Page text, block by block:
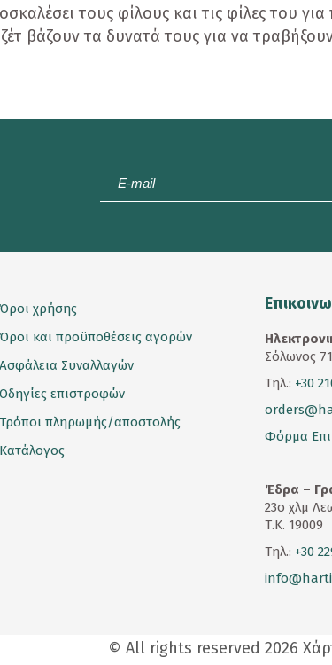
τους φίλους και τις φίλες του
βάζουν τα δυνατά τους για να
Όροι χρήσης
Όροι και προϋποθέσεις αγορών
Ασφάλεια Συναλλαγών
Οδηγίες επιστροφών
Τρόποι πληρωμής/αποστολής
Κατάλογος
Σόλωνος
Τηλ.: +30
Φόρμα
Έδρα –
23ο χλμ
Τ.Κ. 19009
Τηλ.: +30
© All rights reserved 2026